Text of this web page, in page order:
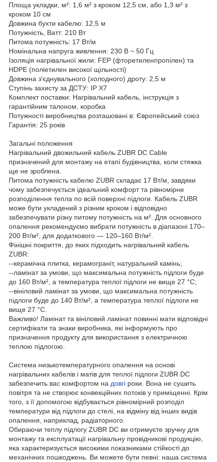
Площа укладки, м²: 1,6 м² з кроком 12,5 см, або 1,3 м² з
кроком 10 см
Довжина бухти кабелю: 12,5 м
Потужність, Ватт: 210 Вт
Питома потужність: 17 Вт/м
Номінальна напруга живлення: 230 В ~ 50 Гц
Ізоляція нагрівальної жили: FEP (фторетиленпропілен) та
HDPE (поліетилен високої щільності)
Довжина з'єднувального (холодного) дроту: 2,5 м
Ступінь захисту за ДСТУ: IP X7
Комплект поставки: Нагрівальний кабель, інструкція з
гарантійним талоном, коробка
Потужності виробництва розташовані в: Європейський союз
Гарантія: 25 років
Загальні положення
Нагрівальний двожильний кабель ZUBR DC Cable
призначений для монтажу на етапі будівництва, коли стяжка
ще не зроблена.
Питома потужність кабелю ZUBR складає 17 Вт/м, завдяки
чому забезпечується ідеальний комфорт та рівномірне
розподілення тепла по всій поверхні підлоги. Кабель ZUBR
може бути укладений з різним кроком і відповідно
забезпечувати різну питому потужність на м². Для основного
опалення рекомендуємо вибрати потужність в діапазоні 170–
200 Вт/м², для додаткового — 120–160 Вт/м².
Фінішні покриття, до яких підходить нагрівальний кабель
ZUBR:
--керамічна плитка, керамограніт, натуральний камінь;
--ламінат за умови, що максимальна потужність підлоги буде
до 160 Вт/м², а температура теплої підлоги не вище 27 °C;
--вініловий ламінат за умови, що максимальна потужність
підлоги буде до 140 Вт/м², а температура теплої підлоги не
вище 27 °C.
Важливо! Ламінат та вініловий ламінат повинні мати відповідні
сертифікати та знаки виробника, які інформують про
призначення продукту для використання з електричною
теплою підлогою.
Система низькотемпературного опалення на основі
нагрівальних кабелів і матів для теплої підлоги ZUBR DC
забезпечить вас комфортом на довгі роки. Вона не сушить
повітря та не створює конвекційних потоків у приміщенні. Крім
того, з її допомогою відбувається рівномірний розподіл
температури від підлоги до стелі, на відміну від інших видів
опалення, наприклад, радіаторного.
Обираючи теплу підлогу ZUBR DC ви отримуєте зручну для
монтажу та експлуатації нагрівальну провідникові продукцію,
яка характеризується високими показниками стійкості до
механічних пошкоджень. Ви можете бути певні: наша система